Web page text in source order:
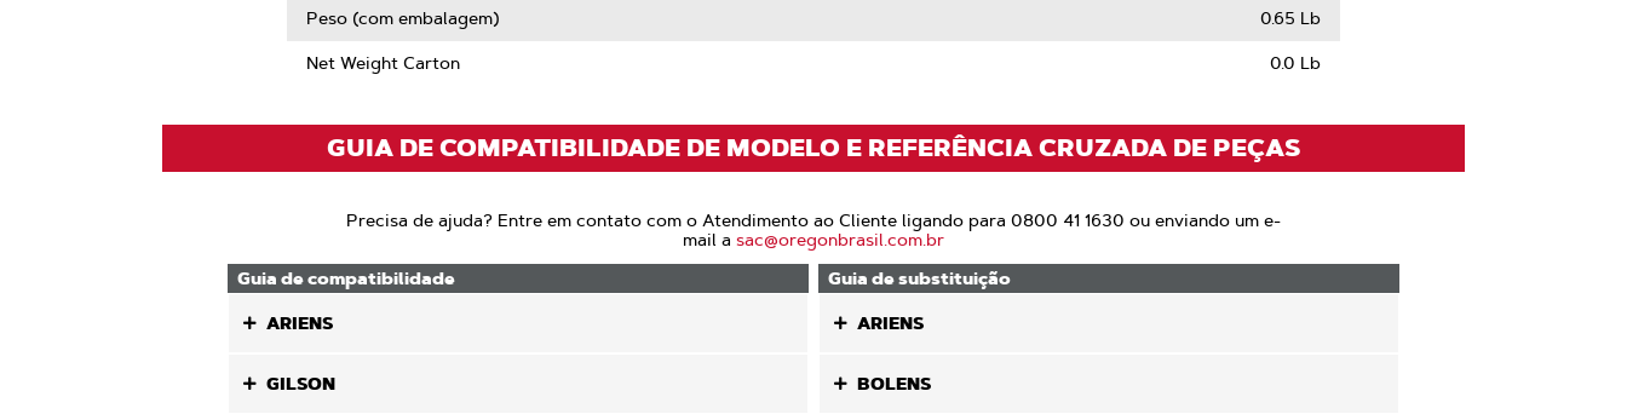
Peso (com embalagem) 0.65 Lb
Net Weight Carton 0.0 Lb
GUIA DE COMPATIBILIDADE DE MODELO E REFERÊNCIA CRUZADA DE PEÇAS
Precisa de ajuda? Entre em contato com o Atendimento ao Cliente ligando para 0800 41 1630 ou enviando um e-
mail a sac@oregonbrasil.com.br
Guia de compatibilidade
ARIENS
GILSON
Guia de substituição
ARIENS
BOLENS